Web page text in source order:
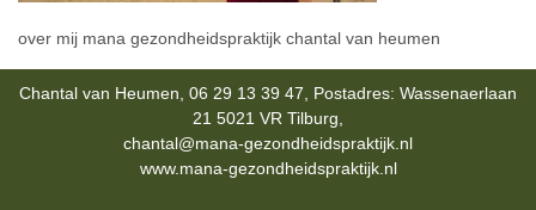
over mij mana gezondheidspraktijk chantal van heumen
Chantal van Heumen, 06 29 13 39 47, Postadres: Wassenaerlaan
21 5021 VR Tilburg,
chantal@mana-gezondheidspraktijk.nl
www.mana-gezondheidspraktijk.nl